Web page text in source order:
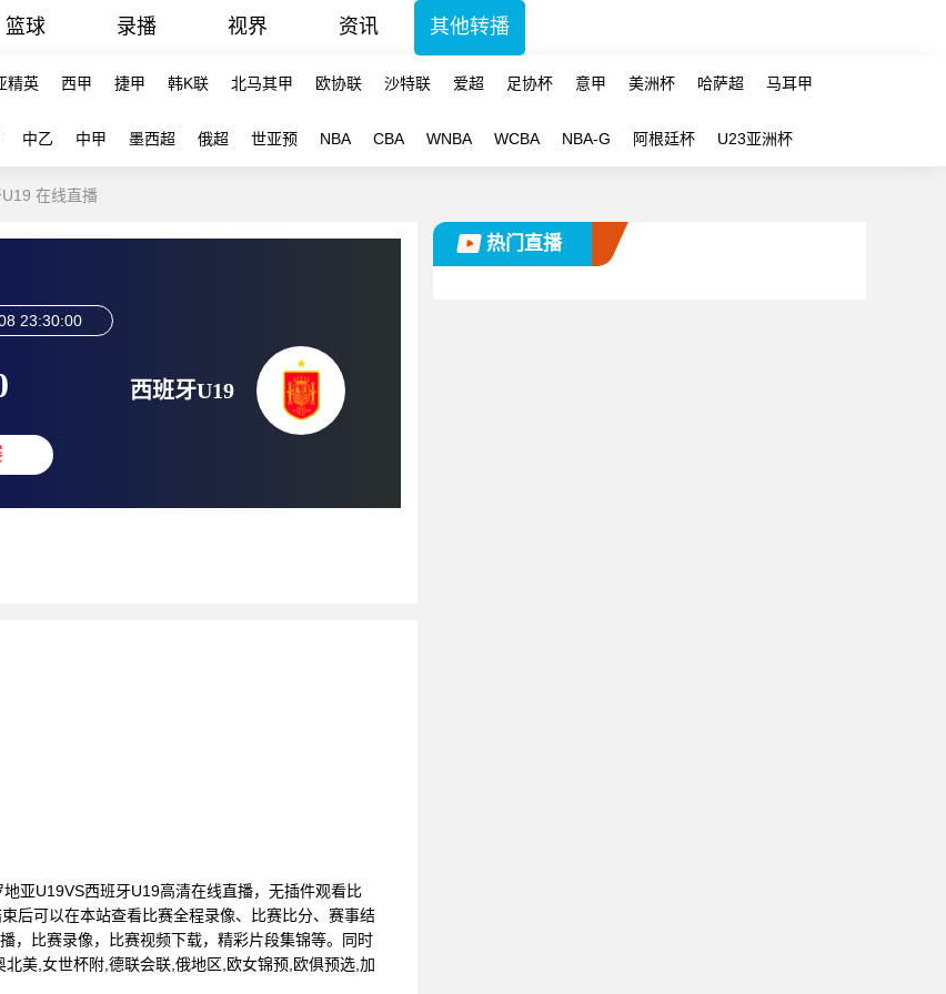
篮球 录播 视界 资讯 其他转播
精英 西甲 捷甲 韩K联 北马其甲 欧协联 沙特联 爱超 足协杯 意甲 美洲杯 哈萨超 马耳甲
中乙 中甲 墨西超 俄超 世亚预 NBA CBA WNBA WCBA NBA-G 阿根廷杯 U23亚洲杯
在线直播
23:30:00
西班牙U19
亚U19VS西班牙U19高清在线直播，无插件观看比
后可以在本站查看比赛全程录像、比赛比分、赛事结
，比赛录像，比赛视频下载，精彩片段集锦等。同时
美,女世杯附,德联会联,俄地区,欧女锦预,欧俱预选,加
热门直播